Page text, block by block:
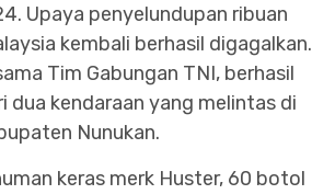
Upaya penyelundupan ribuan
kembali berhasil digagalkan.
Tim Gabungan TNI, berhasil
dua kendaraan yang melintas di
Nunukan.
keras merk Huster, 60 botol